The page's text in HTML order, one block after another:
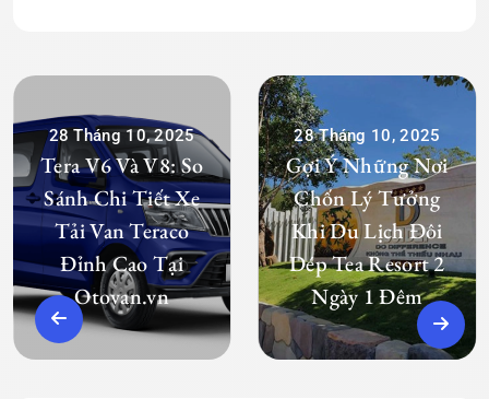
28 Tháng 10, 2025
Tera V6 Và V8: So
Sánh Chi Tiết Xe
Tải Van Teraco
Đỉnh Cao Tại
Otovan.vn
28 Tháng 10, 2025
Gợi Ý Những Nơi
Chốn Lý Tưởng
Khi Du Lịch Đôi
Dép Tea Resort 2
Ngày 1 Đêm